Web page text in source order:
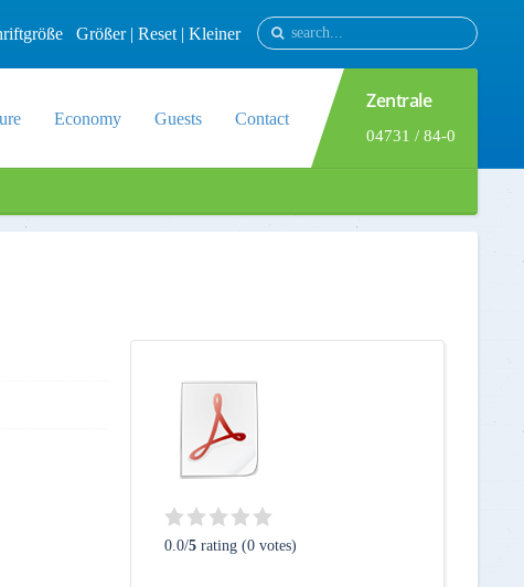
Größer| Reset | Kleiner
Economy Guests Contact
Zentrale
04731 / 84-0
0.0/5 rating (0 votes)